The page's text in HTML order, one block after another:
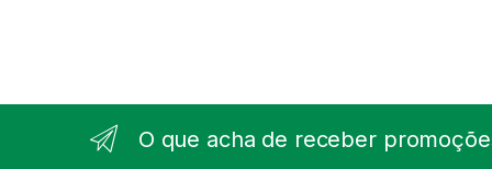
O que acha de receber